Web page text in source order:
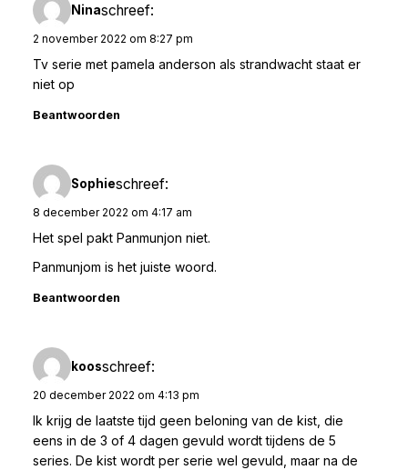
Ninaschreef:
2 november 2022 om 8:27 pm
Tv serie met pamela anderson als strandwacht staat er
niet op
Beantwoorden
Sophieschreef:
8 december 2022 om 4:17 am
Het spel pakt Panmunjon niet.
Panmunjom is het juiste woord.
Beantwoorden
koosschreef:
20 december 2022 om 4:13 pm
Ik krijg de laatste tijd geen beloning van de kist, die
eens in de 3 of 4 dagen gevuld wordt tijdens de 5
series. De kist wordt per serie wel gevuld, maar na de